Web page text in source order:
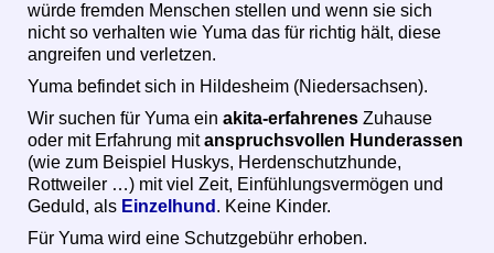
würde fremden Menschen stellen und wenn sie sich
nicht so verhalten wie Yuma das für richtig hält, diese
angreifen und verletzen.
Yuma befindet sich in Hildesheim (Niedersachsen).
Wir suchen für Yuma ein akita-erfahrenes Zuhause
oder mit Erfahrung mitanspruchsvollen Hunderassen
(wie zum Beispiel Huskys, Herdenschutzhunde,
Rottweiler …) mit viel Zeit, Einfühlungsvermögen und
Geduld, als Einzelhund . Keine Kinder.
Für Yuma wird eine Schutzgebühr erhoben.